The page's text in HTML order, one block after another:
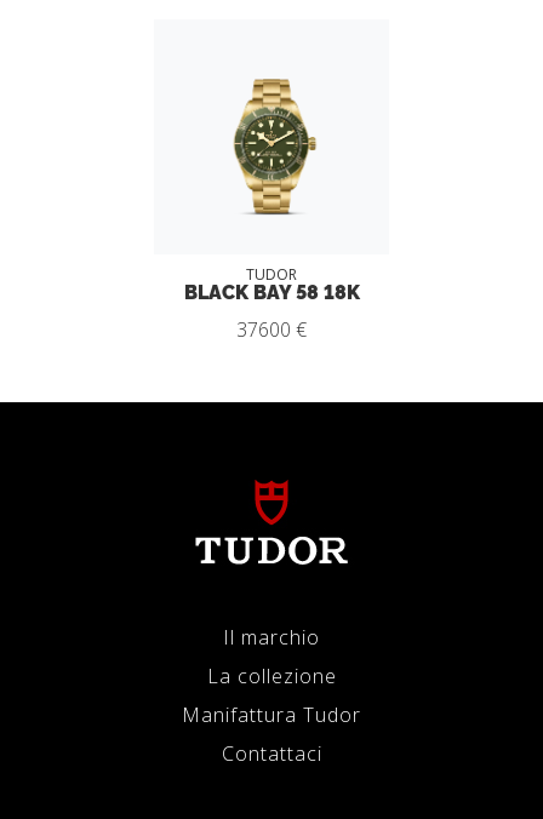
TUDOR
BLACK BAY 58 18K
37600 €
Il marchio
La collezione
Manifattura Tudor
Contattaci